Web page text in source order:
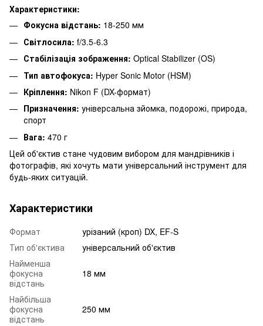
Характеристики:
Фокусна відстань: 18-250 мм
Світлосила: f/3.5-6.3
Стабілізація зображення: Optical Stabilizer (OS)
Тип автофокуса: Hyper Sonic Motor (HSM)
Кріплення: Nikon F (DX-формат)
Призначення: універсальна зйомка, подорожі, природа,
спорт
Вага: 470 г
Цей об'єктив стане чудовим вибором для мандрівників і
фотографів, які хочуть мати універсальний інструмент для
будь-яких ситуацій.
Характеристики
Формат
урізаний (кроп) DX, EF-S
Тип об'єктива
універсальний об'єктив
Найменша
фокусна
відстань
18 мм
Найбільша
фокусна
відстань
250 мм